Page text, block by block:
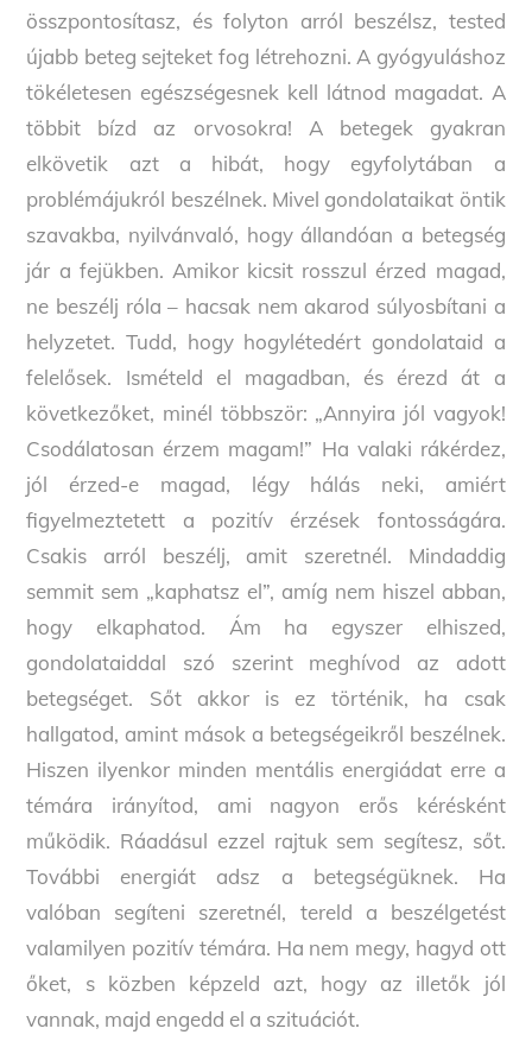
összpontosítasz, és folyton arról beszélsz, tested
újabb beteg sejteket fog létrehozni. A gyógyuláshoz
tökéletesen egészségesnek kell látnod magadat. A
többit bízd az orvosokra! A betegek gyakran
elkövetik azt a hibát, hogy egyfolytában a
problémájukról beszélnek. Mivel gondolataikat öntik
szavakba, nyilvánvaló, hogy állandóan a betegség
jár a fejükben. Amikor kicsit rosszul érzed magad,
ne beszélj róla – hacsak nem akarod súlyosbítani a
helyzetet. Tudd, hogy hogylétedért gondolataid a
felelősek. Ismételd el magadban, és érezd át a
következőket, minél többször: „Annyira jól vagyok!
Csodálatosan érzem magam!” Ha valaki rákérdez,
jól érzed-e magad, légy hálás neki, amiért
figyelmeztetett a pozitív érzések fontosságára.
Csakis arról beszélj, amit szeretnél. Mindaddig
semmit sem „kaphatsz el”, amíg nem hiszel abban,
hogy elkaphatod. Ám ha egyszer elhiszed,
gondolataiddal szó szerint meghívod az adott
betegséget. Sőt akkor is ez történik, ha csak
hallgatod, amint mások a betegségeikről beszélnek.
Hiszen ilyenkor minden mentális energiádat erre a
témára irányítod, ami nagyon erős kérésként
működik. Ráadásul ezzel rajtuk sem segítesz, sőt.
További energiát adsz a betegségüknek. Ha
valóban segíteni szeretnél, tereld a beszélgetést
valamilyen pozitív témára. Ha nem megy, hagyd ott
őket, s közben képzeld azt, hogy az illetők jól
vannak, majd engedd el a szituációt.